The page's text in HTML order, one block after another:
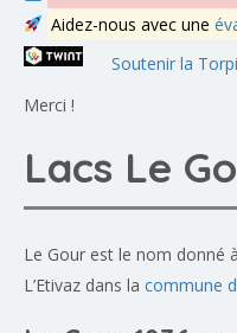
Aidez-nous avec une
Soutenir la
Merci !
Lacs Le
Le Gour est le nom donné
L’Etivaz dans la commune